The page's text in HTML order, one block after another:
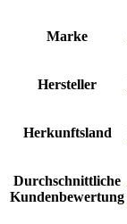
Marke
Hersteller
Herkunftsland
Durchschnittliche
Kundenbewertung